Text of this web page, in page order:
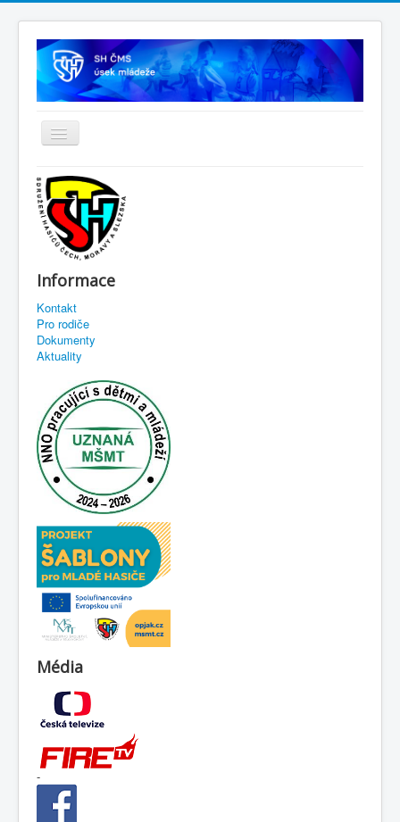
Informace
Kontakt
Pro rodiče
Dokumenty
Aktuality
Média
-